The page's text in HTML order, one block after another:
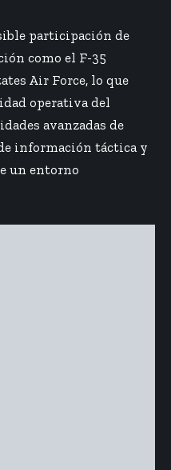
participación de
como el F-35
Air Force, lo que
operativa del
avanzadas de
información táctica y
un entorno